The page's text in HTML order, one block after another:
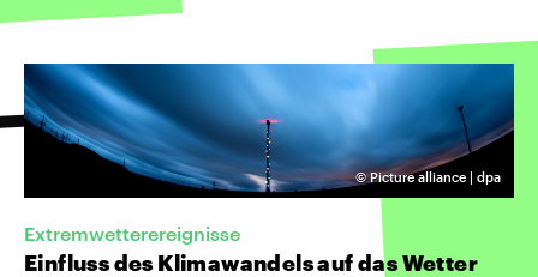
©Picture alliance | dpa
Extremwetterereignisse
Einfluss des Klimawandels auf das Wetter